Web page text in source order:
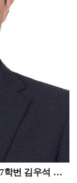
선을 다하고,
것도
학원 진학을
는 올해 국내
원을 하지 못하게
공포로
수 있었습니다.
위(QS ranking)
어 진학할 수
과 달리 간단히
없다 보니
먼저 전달 받은
이력서,
원했습니다.
국 대학들 같은
기에 두려움 스포츠과학부 스포츠건강관리전공 17학번 김우석 동문